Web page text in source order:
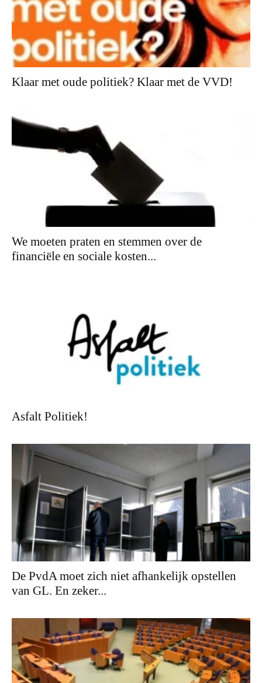
Klaar met oude politiek? Klaar met de VVD!
We moeten praten en stemmen over de
financiële en sociale kosten...
Asfalt Politiek!
De PvdA moet zich niet afhankelijk opstellen
van GL. En zeker...